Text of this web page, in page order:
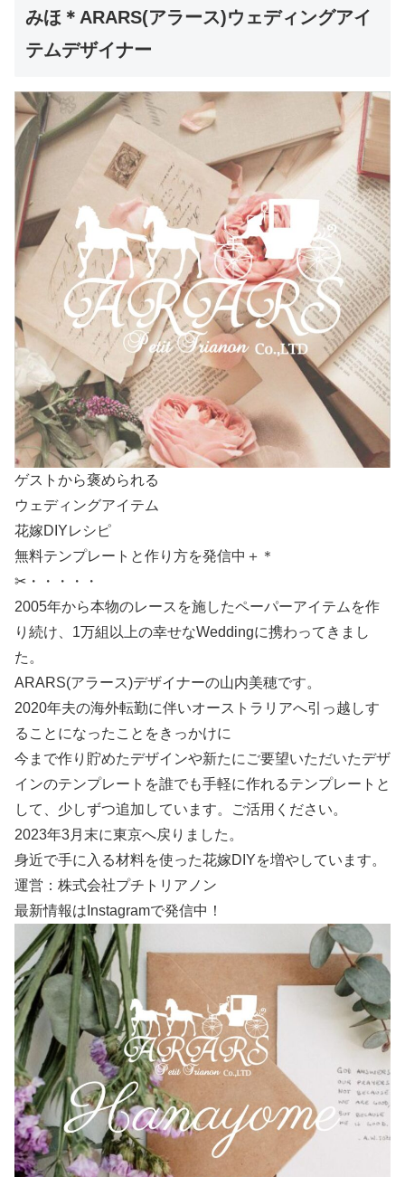
みほ＊ARARS(アラース)ウェディングアイ
テムデザイナー
ゲストから褒められる
ウェディングアイテム
花嫁DIYレシピ
無料テンプレートと作り方を発信中＋＊
✂・・・・・
2005年から本物のレースを施したペーパーアイテムを作
り続け、1万組以上の幸せなWeddingに携わってきまし
た。
ARARS(アラース)デザイナーの山内美穂です。
2020年夫の海外転勤に伴いオーストラリアへ引っ越しす
ることになったことをきっかけに
今まで作り貯めたデザインや新たにご要望いただいたデザ
インのテンプレートを誰でも手軽に作れるテンプレートと
して、少しずつ追加しています。ご活用ください。
2023年3月末に東京へ戻りました。
身近で手に入る材料を使った花嫁DIYを増やしています。
運営：株式会社プチトリアノン
最新情報はInstagramで発信中！